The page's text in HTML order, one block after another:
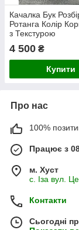
Качалка Бук
Ротанга Колір
з Текстурою
4 500 ₴
Купити
Про нас
100%
Працює з
м. Хуст
с. Іза вул.
Контакти
Сьогодні